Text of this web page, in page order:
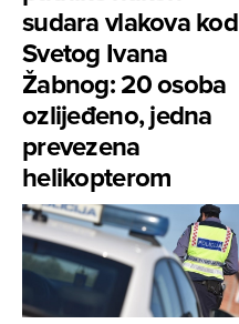
sudara vlakova kod
Svetog Ivana
Žabnog: 20 osoba
ozlijeđeno, jedna
prevezena
helikopterom